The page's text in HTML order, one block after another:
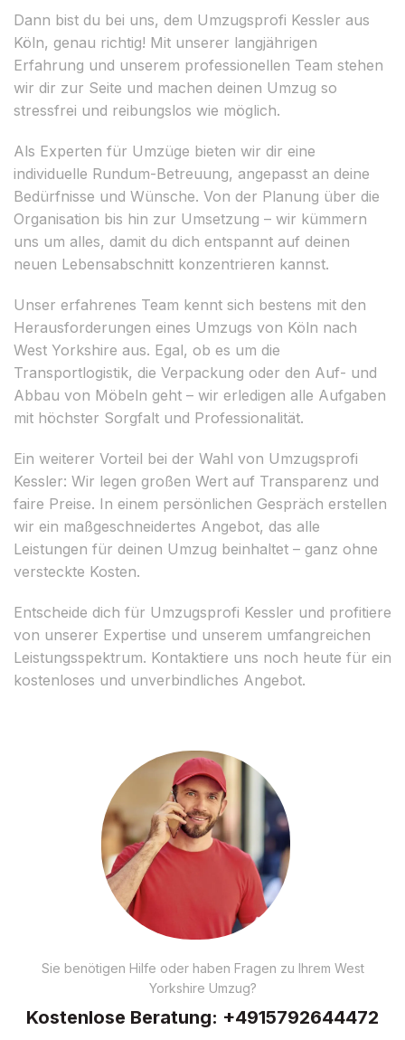
Dann bist du bei uns, dem Umzugsprofi Kessler aus
Köln, genau richtig! Mit unserer langjährigen
Erfahrung und unserem professionellen Team stehen
wir dir zur Seite und machen deinen Umzug so
stressfrei und reibungslos wie möglich.
Als Experten für Umzüge bieten wir dir eine
individuelle Rundum-Betreuung, angepasst an deine
Bedürfnisse und Wünsche. Von der Planung über die
Organisation bis hin zur Umsetzung – wir kümmern
uns um alles, damit du dich entspannt auf deinen
neuen Lebensabschnitt konzentrieren kannst.
Unser erfahrenes Team kennt sich bestens mit den
Herausforderungen eines Umzugs von Köln nach
West Yorkshire aus. Egal, ob es um die
Transportlogistik, die Verpackung oder den Auf- und
Abbau von Möbeln geht – wir erledigen alle Aufgaben
mit höchster Sorgfalt und Professionalität.
Ein weiterer Vorteil bei der Wahl von Umzugsprofi
Kessler: Wir legen großen Wert auf Transparenz und
faire Preise. In einem persönlichen Gespräch erstellen
wir ein maßgeschneidertes Angebot, das alle
Leistungen für deinen Umzug beinhaltet – ganz ohne
versteckte Kosten.
Entscheide dich für Umzugsprofi Kessler und profitiere
von unserer Expertise und unserem umfangreichen
Leistungsspektrum. Kontaktiere uns noch heute für ein
kostenloses und unverbindliches Angebot.
Sie benötigen Hilfe oder haben Fragen zu Ihrem West
Yorkshire Umzug?
Kostenlose Beratung: +4915792644472